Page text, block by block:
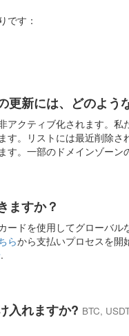
です：
更新には、どのよう
アクティブ化されます。
す。リストには最近削除
す。一部のドメインゾー
ますか？
ードを使用してグローバ
らから支払いプロセスを開
.
入れますか? BTC,